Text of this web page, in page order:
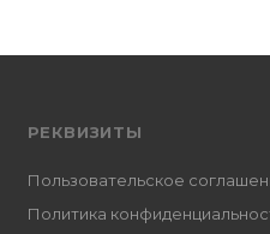
РЕКВИЗИТЫ
Пользовательское
Политика